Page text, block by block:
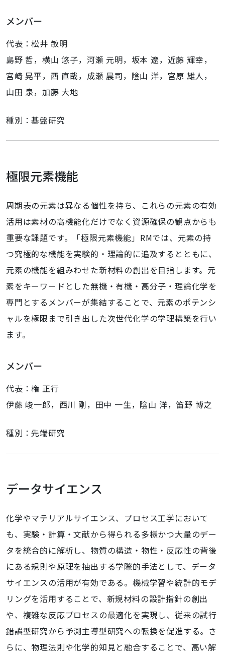
メンバー
代表：松井 敏明
島野 哲，横山 悠子，河瀬 元明，坂本 遼，近藤 輝幸，
宮崎 晃平，西 直哉，成瀬 晨司，陰山 洋，宮原 雄人，
山田 泉，加藤 大地
種別：基盤研究
極限元素機能
周期表の元素は異なる個性を持ち、これらの元素の有効
活用は素材の高機能化だけでなく資源確保の観点からも
重要な課題です。「極限元素機能」RMでは、元素の持
つ究極的な機能を実験的・理論的に追及するとともに、
元素の機能を組みわせた新材料の創出を目指します。元
素をキーワードとした無機・有機・高分子・理論化学を
専門とするメンバーが集結することで、元素のポテンシ
ャルを極限まで引き出した次世代化学の学理構築を行い
ます。
メンバー
代表：権 正行
伊藤 峻一郎，西川 剛，田中 一生，陰山 洋，笛野 博之
種別：先端研究
データサイエンス
化学やマテリアルサイエンス、プロセス工学において
も、実験・計算・文献から得られる多様かつ大量のデー
タを統合的に解析し、物質の構造・物性・反応性の背後
にある規則や原理を抽出する学際的手法として、データ
サイエンスの活用が有効である。機械学習や統計的モデ
リングを活用することで、新規材料の設計指針の創出
や、複雑な反応プロセスの最適化を実現し、従来の試行
錯誤型研究から予測主導型研究への転換を促進する。さ
らに、物理法則や化学的知見と融合することで、高い解